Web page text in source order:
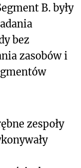
B. były
bez
zasobów i
zespoły